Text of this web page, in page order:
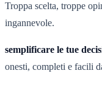
Troppa scelta, troppe
ingannevole.
semplificare le tue
onesti, completi e facili